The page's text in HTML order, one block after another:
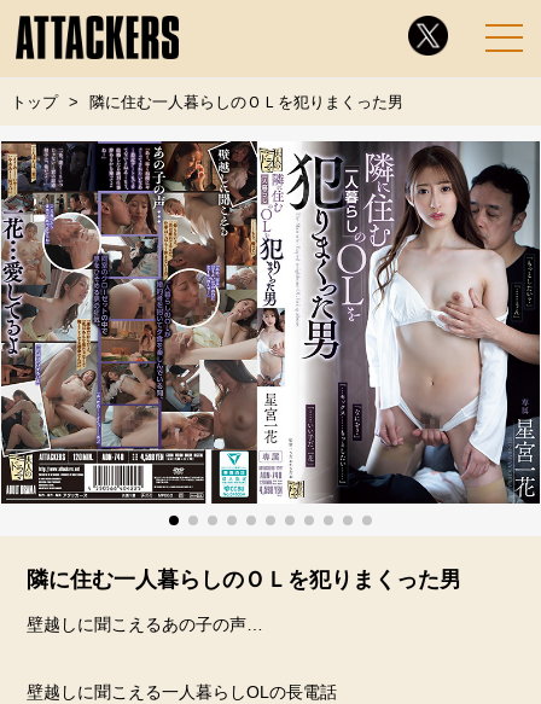
トップ 隣に住む一人暮らしのＯＬを犯りまくった男
隣に住む一人暮らしのＯＬを犯りまくった男
壁越しに聞こえるあの子の声…
壁越しに聞こえる一人暮らしOLの長電話